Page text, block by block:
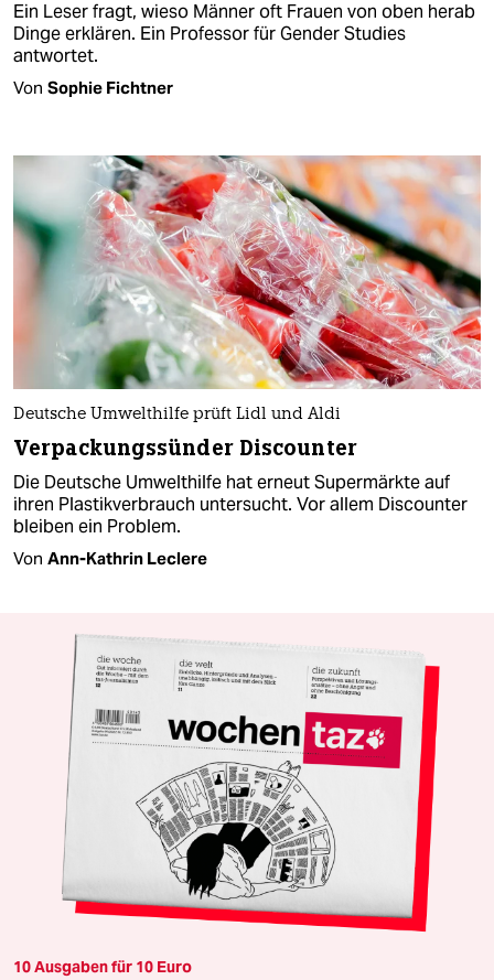
Ein Leser fragt, wieso Männer oft Frauen von oben herab
Dinge erklären. Ein Professor für Gender Studies
antwortet.
Von Sophie Fichtner
Deutsche Umwelthilfe prüft Lidl und Aldi
Verpackungssünder Discounter
Die Deutsche Umwelthilfe hat erneut Supermärkte auf
ihren Plastikverbrauch untersucht. Vor allem Discounter
bleiben ein Problem.
Von Ann-Kathrin Leclere
10 Ausgaben für 10 Euro